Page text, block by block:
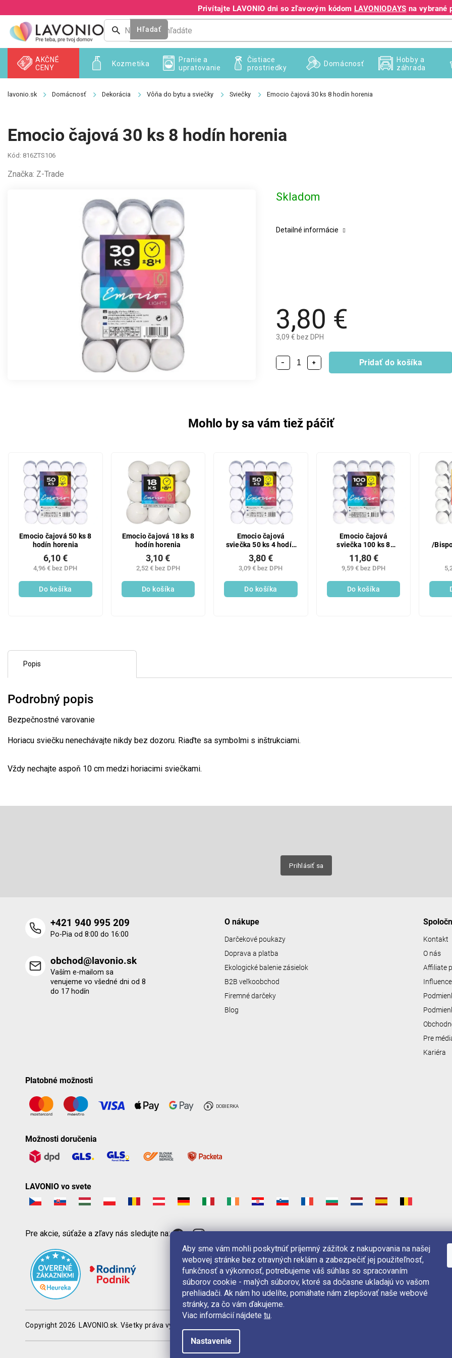
Aby sme vám mohli poskytnúť príjemný zážitok z nakupovania na našej
webovej stránke bez otravných reklám a zabezpečiť jej použiteľnosť,
funkčnosť a výkonnosť, potrebujeme váš súhlas so spracovaním
súborov cookie - malých súborov, ktoré sa dočasne ukladajú vo vašom
prehliadači. Ak nám ho udelíte, pomáhate nám zlepšovať naše webové
stránky, za čo vám ďakujeme.
Viac informácií nájdete tu.
Nastavenie
na
obsah
Privítajte LAVONIO dni so zľavovým kódom LAVONIODAYS na vybrané
+421 940 995 209
Hľadať
Kozmetika
AKČNÉ
CENY
Pranie a
upratovanie
Čistiace
prostriedky
Domácnosť
Hobby a
záhrada
Domácnosť Dekorácia Vôňa do bytu a sviečky Sviečky Emocio čajová 30 ks 8 hodín horenia
Emocio čajová 30 ks 8 hodín horenia
Kód: 816ZTS106
Značka: Z-Trade
3,80 €
3,09 € bez DPH
Skladom
+
− Pridať do košíka
Detailné informácie
Mohlo by sa vám tiež páčiť
Emocio čajová 50 ks 8
hodín horenia
4,96 € bez DPH
6,10 €
Do košíka
Emocio čajová 18 ks 8
hodín horenia
2,52 € bez DPH
3,10 €
Do košíka
Emocio čajová
sviečka 50 ks 4 hodín
horenia
3,09 € bez DPH
3,80 €
Do košíka
Emocio čajová
sviečka 100 ks 8
hodín horenia
9,59 € bez DPH
11,80 €
Do košíka
/
Popis
Podrobný popis
Bezpečnostné varovanie
Horiacu sviečku nenechávajte nikdy bez dozoru. Riaďte sa symbolmi s inštrukciami.
Vždy nechajte aspoň 10 cm medzi horiacimi sviečkami.
Prihlásiť sa
+421 940 995 209
Po-Pia od 8:00 do 16:00
obchod@lavonio.sk
Vaším e-mailom sa
venujeme vo všedné dni od 8
do 17 hodín
O nákupe
Darčekové poukazy
Doprava a platba
Ekologické balenie zásielok
B2B veľkoobchod
Firemné darčeky
Blog
Kontakt
O nás
Affiliate
Pre
Kariéra
Platobné možnosti
Možnosti doručenia
LAVONIO vo svete
Pre akcie, súťaže a zľavy nás sledujte na:
Copyright 2026 LAVONIO.sk. Všetky práva vyhradené.